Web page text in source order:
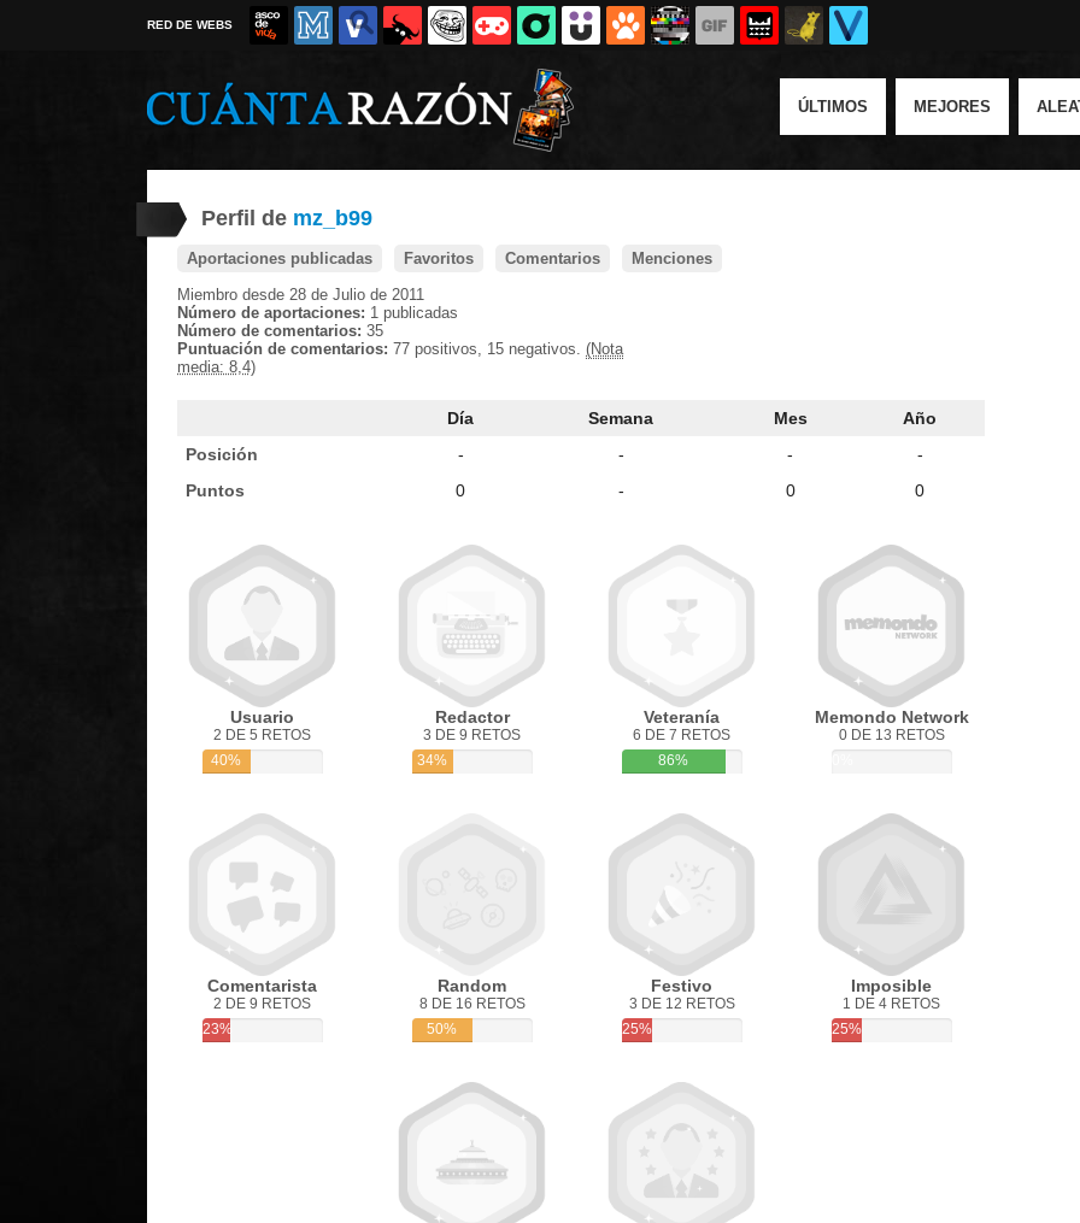
RED DE WEBS
ÚLTIMOS MEJORES
Perfil de mz_b99
Aportaciones publicadas Favoritos Comentarios
Menciones
Miembro desde 28 de Julio de 2011
Número de aportaciones: 1 publicadas
Número de comentarios: 35
Puntuación de comentarios: 77 positivos, 15 negativos. (Nota
media: 8,4)
Día Semana Mes
Año
Posición
- - -
-
Puntos
0 - 0 0
Usuario
2 DE 5 RETOS
40%
Redactor
3 DE 9 RETOS
34%
Veteranía
6 DE 7 RETOS
86%
Memondo Network
0 DE 13 RETOS
Comentarista
2 DE 9 RETOS
23%
Random
8 DE 16 RETOS
50%
Festivo
3 DE 12 RETOS
25%
Imposible
1 DE 4 RETOS
25%